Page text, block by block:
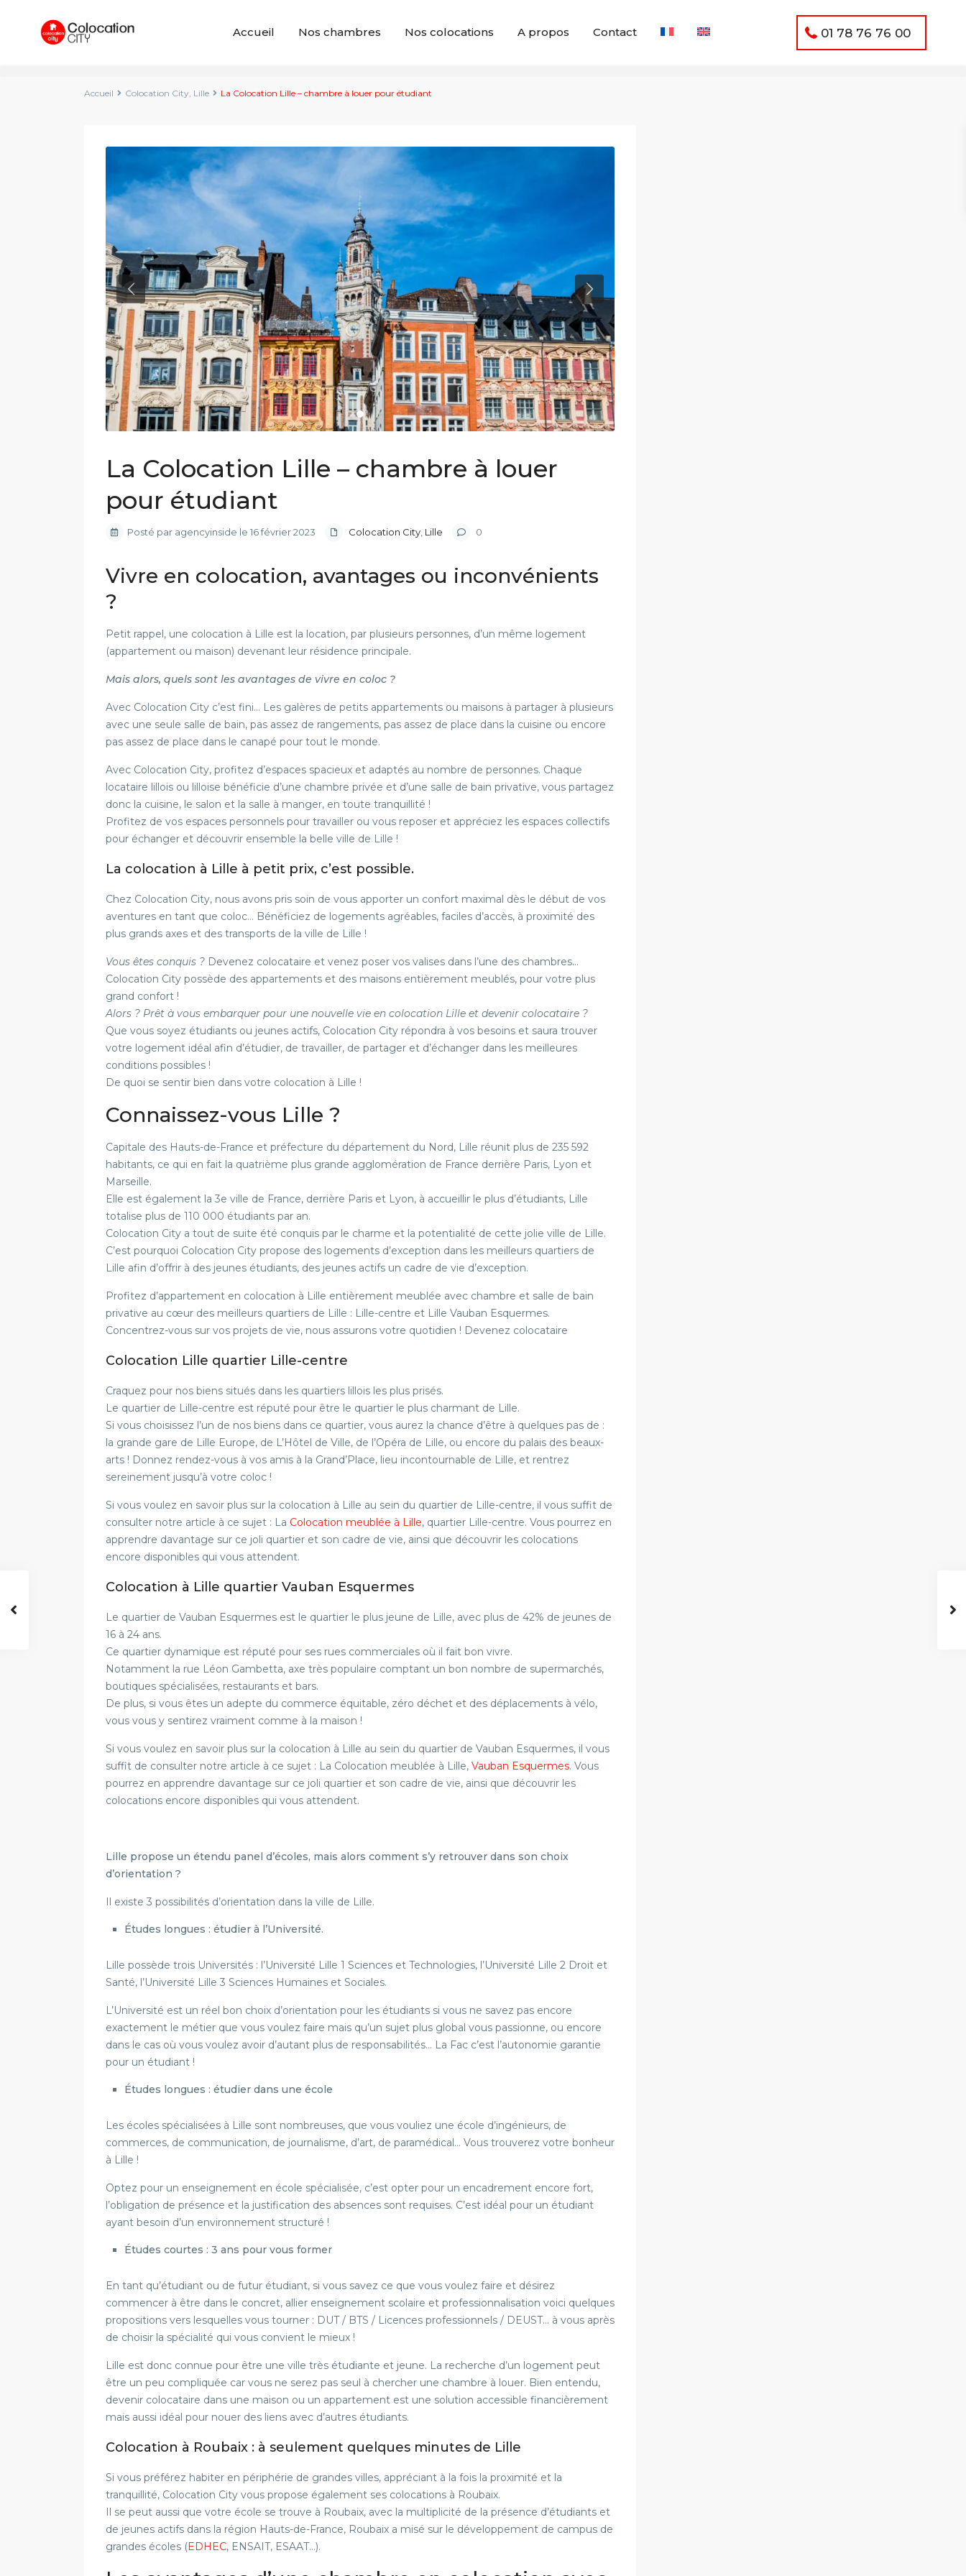
Accueil Nos chambres Nos colocations A propos Contact 01 78 76 76 00
Accueil Colocation City, Lille La Colocation Lille – chambre à louer pour étudiant
La Colocation Lille – chambre à louer
pour étudiant
Posté par agencyinside le 16 février 2023 Colocation City Lille 0
Vivre en colocation, avantages ou inconvénients
?
Petit rappel, une colocation à Lille est la location, par plusieurs personnes, d’un même logement
(appartement ou maison) devenant leur résidence principale.
Mais alors, quels sont les avantages de vivre en coloc ?
Avec Colocation City c’est fini… Les galères de petits appartements ou maisons à partager à plusieurs
avec une seule salle de bain, pas assez de rangements, pas assez de place dans la cuisine ou encore
pas assez de place dans le canapé pour tout le monde.
Avec Colocation City, profitez d’espaces spacieux et adaptés au nombre de personnes. Chaque
locataire lillois ou lilloise bénéficie d’une chambre privée et d’une salle de bain privative, vous partagez
donc la cuisine, le salon et la salle à manger, en toute tranquillité !
Profitez de vos espaces personnels pour travailler ou vous reposer et appréciez les espaces collectifs
pour échanger et découvrir ensemble la belle ville de Lille !
La colocation à Lille à petit prix, c’est possible.
Chez Colocation City, nous avons pris soin de vous apporter un confort maximal dès le début de vos
aventures en tant que coloc… Bénéficiez de logements agréables, faciles d’accès, à proximité des
plus grands axes et des transports de la ville de Lille !
Vous êtes conquis ? Devenez colocataire et venez poser vos valises dans l’une des chambres…
Colocation City possède des appartements et des maisons entièrement meublés, pour votre plus
grand confort !
Alors ? Prêt à vous embarquer pour une nouvelle vie en colocation Lille et devenir colocataire ?
Que vous soyez étudiants ou jeunes actifs, Colocation City répondra à vos besoins et saura trouver
votre logement idéal afin d’étudier, de travailler, de partager et d’échanger dans les meilleures
conditions possibles !
De quoi se sentir bien dans votre colocation à Lille !
Connaissez-vous Lille ?
Capitale des Hauts-de-France et préfecture du département du Nord, Lille réunit plus de 235 592
habitants, ce qui en fait la quatrième plus grande agglomération de France derrière Paris, Lyon et
Marseille.
Elle est également la 3e ville de France, derrière Paris et Lyon, à accueillir le plus d’étudiants, Lille
totalise plus de 110 000 étudiants par an.
Colocation City a tout de suite été conquis par le charme et la potentialité de cette jolie ville de Lille.
C’est pourquoi Colocation City propose des logements d’exception dans les meilleurs quartiers de
Lille afin d’offrir à des jeunes étudiants, des jeunes actifs un cadre de vie d’exception.
Profitez d’appartement en colocation à Lille entièrement meublée avec chambre et salle de bain
privative au cœur des meilleurs quartiers de Lille : Lille-centre et Lille Vauban Esquermes.
Concentrez-vous sur vos projets de vie, nous assurons votre quotidien ! Devenez colocataire
Colocation Lille quartier Lille-centre
Craquez pour nos biens situés dans les quartiers lillois les plus prisés.
Le quartier de Lille-centre est réputé pour être le quartier le plus charmant de Lille.
Si vous choisissez l’un de nos biens dans ce quartier, vous aurez la chance d’être à quelques pas de :
la grande gare de Lille Europe, de L’Hôtel de Ville, de l’Opéra de Lille, ou encore du palais des beaux-
arts ! Donnez rendez-vous à vos amis à la Grand’Place, lieu incontournable de Lille, et rentrez
sereinement jusqu’à votre coloc !
Si vous voulez en savoir plus sur la colocation à Lille au sein du quartier de Lille-centre, il vous suffit de
consulter notre article à ce sujet : La Colocation meublée à Lille, quartier Lille-centre. Vous pourrez en
apprendre davantage sur ce joli quartier et son cadre de vie, ainsi que découvrir les colocations
encore disponibles qui vous attendent.
Colocation à Lille quartier Vauban Esquermes
Le quartier de Vauban Esquermes est le quartier le plus jeune de Lille, avec plus de 42% de jeunes de
16 à 24 ans.
Ce quartier dynamique est réputé pour ses rues commerciales où il fait bon vivre.
Notamment la rue Léon Gambetta, axe très populaire comptant un bon nombre de supermarchés,
boutiques spécialisées, restaurants et bars.
De plus, si vous êtes un adepte du commerce équitable, zéro déchet et des déplacements à vélo,
vous vous y sentirez vraiment comme à la maison !
Si vous voulez en savoir plus sur la colocation à Lille au sein du quartier de Vauban Esquermes, il vous
suffit de consulter notre article à ce sujet : La Colocation meublée à Lille, Vauban Esquermes. Vous
pourrez en apprendre davantage sur ce joli quartier et son cadre de vie, ainsi que découvrir les
colocations encore disponibles qui vous attendent.
Lille propose un étendu panel d’écoles, mais alors comment s’y retrouver dans son choix
d’orientation ?
Il existe 3 possibilités d’orientation dans la ville de Lille.
Études longues : étudier à l’Université.
Lille possède trois Universités : l’Université Lille 1 Sciences et Technologies, l’Université Lille 2 Droit et
Santé, l’Université Lille 3 Sciences Humaines et Sociales.
L’Université est un réel bon choix d’orientation pour les étudiants si vous ne savez pas encore
exactement le métier que vous voulez faire mais qu’un sujet plus global vous passionne, ou encore
dans le cas où vous voulez avoir d’autant plus de responsabilités… La Fac c’est l’autonomie garantie
pour un étudiant !
Études longues : étudier dans une école
Les écoles spécialisées à Lille sont nombreuses, que vous vouliez une école d’ingénieurs, de
commerces, de communication, de journalisme, d’art, de paramédical… Vous trouverez votre bonheur
à Lille !
Optez pour un enseignement en école spécialisée, c’est opter pour un encadrement encore fort,
l’obligation de présence et la justification des absences sont requises. C’est idéal pour un étudiant
ayant besoin d’un environnement structuré !
Études courtes : 3 ans pour vous former
En tant qu’étudiant ou de futur étudiant, si vous savez ce que vous voulez faire et désirez
commencer à être dans le concret, allier enseignement scolaire et professionnalisation voici quelques
propositions vers lesquelles vous tourner : DUT / BTS / Licences professionnels / DEUST… à vous après
de choisir la spécialité qui vous convient le mieux !
Lille est donc connue pour être une ville très étudiante et jeune. La recherche d’un logement peut
être un peu compliquée car vous ne serez pas seul à chercher une chambre à louer. Bien entendu,
devenir colocataire dans une maison ou un appartement est une solution accessible financièrement
mais aussi idéal pour nouer des liens avec d’autres étudiants.
Colocation à Roubaix : à seulement quelques minutes de Lille
Si vous préférez habiter en périphérie de grandes villes, appréciant à la fois la proximité et la
tranquillité, Colocation City vous propose également ses colocations à Roubaix.
Il se peut aussi que votre école se trouve à Roubaix, avec la multiplicité de la présence d’étudiants et
de jeunes actifs dans la région Hauts-de-France, Roubaix a misé sur le développement de campus de
grandes écoles (EDHEC, ENSAIT, ESAAT…).